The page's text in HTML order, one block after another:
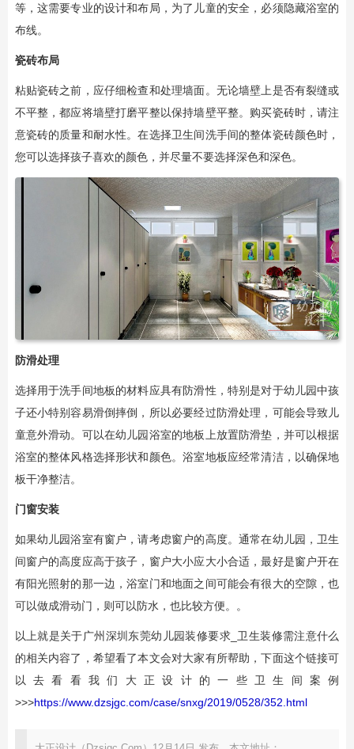
等，这需要专业的设计和布局，为了儿童的安全，必须隐藏浴室的
布线。
瓷砖布局
粘贴瓷砖之前，应仔细检查和处理墙面。无论墙壁上是否有裂缝或
不平整，都应将墙壁打磨平整以保持墙壁平整。购买瓷砖时，请注
意瓷砖的质量和耐水性。在选择卫生间洗手间的整体瓷砖颜色时，
您可以选择孩子喜欢的颜色，并尽量不要选择深色和深色。
防滑处理
选择用于洗手间地板的材料应具有防滑性，特别是对于幼儿园中孩
子还小特别容易滑倒摔倒，所以必要经过防滑处理，可能会导致儿
童意外滑动。可以在幼儿园浴室的地板上放置防滑垫，并可以根据
浴室的整体风格选择形状和颜色。浴室地板应经常清洁，以确保地
板干净整洁。
门窗安装
如果幼儿园浴室有窗户，请考虑窗户的高度。通常在幼儿园，卫生
间窗户的高度应高于孩子，窗户大小应大小合适，最好是窗户开在
有阳光照射的那一边，浴室门和地面之间可能会有很大的空隙，也
可以做成滑动门，则可以防水，也比较方便。。
以上就是关于广州深圳东莞幼儿园装修要求_卫生装修需注意什么
的相关内容了，希望看了本文会对大家有所帮助，下面这个链接可
以去看看我们大正设计的一些卫生间案例
>>>https://www.dzsjgc.com/case/snxg/2019/0528/352.html